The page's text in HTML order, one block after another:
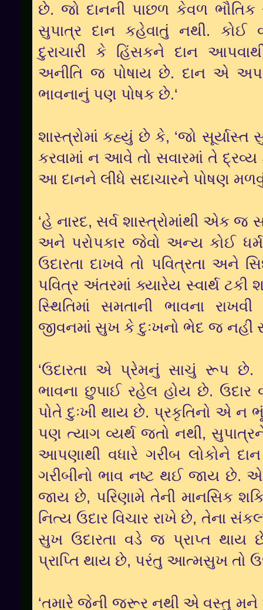
છે. જો દાનની પાછળ કેવળ
સુપાત્ર દાન કહેવાતું નથી. કોઈ
દુરાચારી કે હિંસકને દાન
અનીતિ જ પોષાય છે. દાન એ
ભાવનાનું પણ પોષક છે.‘
શાસ્ત્રોમાં કહ્યું છે કે, ‘જો સૂર્યાસ્ત
કરવામાં ન આવે તો સવારમાં તે
આ દાનને લીધે સદાચારને પોષણ
‘હે નારદ, સર્વ શાસ્ત્રોમાંથી એક જ
અને પરોપકાર જેવો અન્ય કોઈ
ઉદારતા દાખવે તો પવિત્રતા
પવિત્ર અંતરમાં ક્યારેય સ્વાર્થ
સ્થિતિમાં સમતાની ભાવના
જીવનમાં સુખ કે દુઃખનો ભેદ જ નહીં
‘ઉદારતા એ પ્રેમનું સાચું રૂપ છે.
ભાવના છુપાઈ રહેલ હોય છે. ઉદાર
પોતે દુઃખી થાય છે. પ્રકૃતિનો એ ન
પણ ત્યાગ વ્યર્થ જતો નથી,
આપણાથી વધારે ગરીબ લોકોને
ગરીબીનો ભાવ નષ્ટ થઈ જાય છે.
જાય છે, પરિણામે તેની માનસિક
નિત્ય ઉદાર વિચાર રાખે છે, તેના
સુખ ઉદારતા વડે જ પ્રાપ્ત થાય
પ્રાપ્તિ થાય છે, પરંતુ આત્મસુખ તો
‘તમારે જેની જરૂર નથી એ વસ્તુ મને